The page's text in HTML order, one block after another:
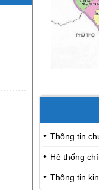
Thông tin
Hệ thống
Thông tin